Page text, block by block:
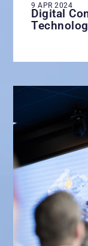
9 APR 2024
Digital